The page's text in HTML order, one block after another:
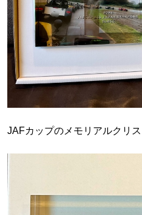
JAFカップのメモリアルクリ